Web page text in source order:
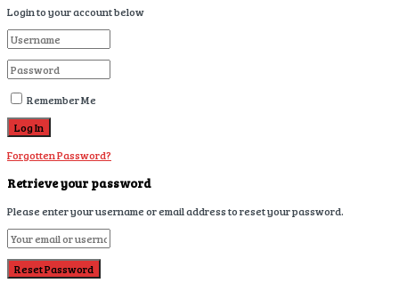
Login to your account below
Remember Me
Forgotten Password?
Retrieve your password
Please enter your username or email address to reset your password.